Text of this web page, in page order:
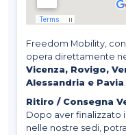
Freedom Mobility, con
opera direttamente
Vicenza, Rovigo,
Alessandria e Pavia
Ritiro / Consegna
Dopo aver finalizzato il
nelle nostre sedi,